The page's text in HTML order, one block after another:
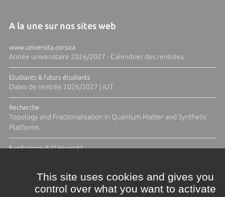
A la une sur nos sites web
www.universita.corsica
Année universitaire 2026/2027 - Calendrier des rentrées
Etudiants & futurs étudiants
Dates de rentrée 2026/2027 | IUT
Recherche
Topology and Fractionalisation in Quantum Matter and Synthetic
Platforms
Fundazione di l'Università
This site uses cookies and gives you
control over what you want to activate